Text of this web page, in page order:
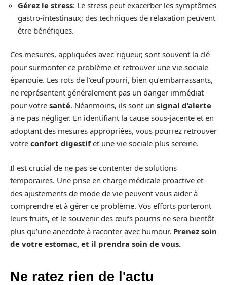
Gérez le stress: Le stress peut exacerber les symptômes
gastro-intestinaux; des techniques de relaxation peuvent
être bénéfiques.
Ces mesures, appliquées avec rigueur, sont souvent la clé
pour surmonter ce problème et retrouver une vie sociale
épanouie. Les rots de l’œuf pourri, bien qu’embarrassants,
ne représentent généralement pas un danger immédiat
pour votre santé. Néanmoins, ils sont un signal d’alerte
à ne pas négliger. En identifiant la cause sous-jacente et en
adoptant des mesures appropriées, vous pourrez retrouver
votre confort digestifet une vie sociale plus sereine.
Il est crucial de ne pas se contenter de solutions
temporaires. Une prise en charge médicale proactive et
des ajustements de mode de vie peuvent vous aider à
comprendre et à gérer ce problème. Vos efforts porteront
leurs fruits, et le souvenir des œufs pourris ne sera bientôt
plus qu’une anecdote à raconter avec humour. Prenez soin
de votre estomac, et il prendra soin de vous.
Ne ratez rien de l'actu